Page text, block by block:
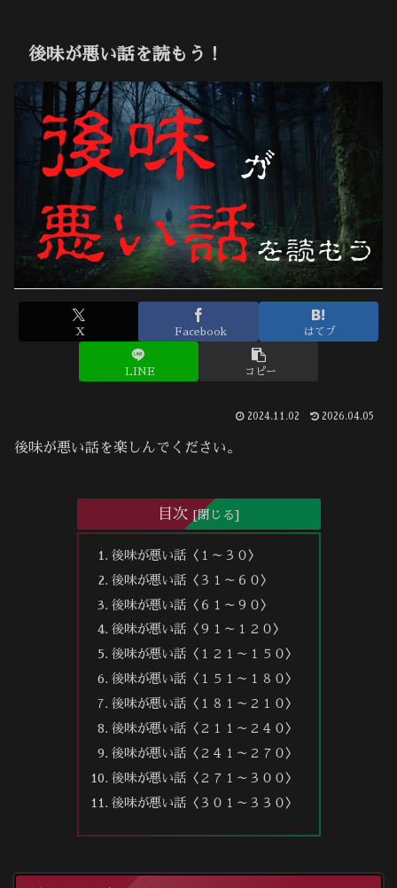
後味が悪い話を読もう！
X Facebook はてブ
LINE コピー
2024.11.02 2026.04.05
後味が悪い話を楽しんでください。
目次
後味が悪い話〈１～３０〉
後味が悪い話〈３１～６０〉
後味が悪い話〈６１～９０〉
後味が悪い話〈９１～１２０〉
後味が悪い話〈１２１～１５０〉
後味が悪い話〈１５１～１８０〉
後味が悪い話〈１８１～２１０〉
後味が悪い話〈２１１～２４０〉
後味が悪い話〈２４１～２７０〉
後味が悪い話〈２７１～３００〉
後味が悪い話〈３０１～３３０〉